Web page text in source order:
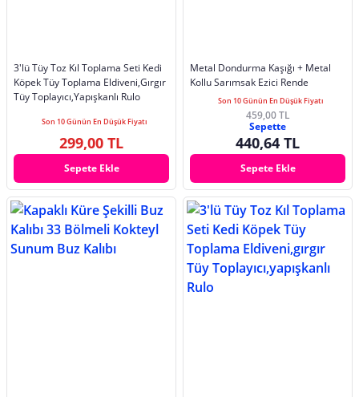
3'lü Tüy Toz Kıl Toplama Seti Kedi
Köpek Tüy Toplama Eldiveni,Gırgır
Tüy Toplayıcı,Yapışkanlı Rulo
Son 10 Günün En Düşük Fiyatı
299,00 TL
Sepete Ekle
Metal Dondurma Kaşığı + Metal
Kollu Sarımsak Ezici Rende
Son 10 Günün En Düşük Fiyatı
459,00 TL
Sepette
440,64 TL
Sepete Ekle